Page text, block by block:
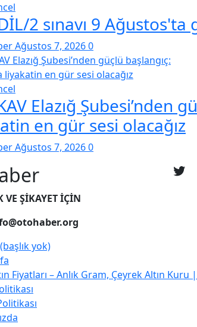
2 sınavı 9
Ağustos 7, 20260
Elazığ Şubesi’nden
en gür sesi olacağız
Ağustos 7, 20260
VE ŞİKAYET İÇİN
yok)
Fiyatları – Anlık Gram, Çeyrek Altın